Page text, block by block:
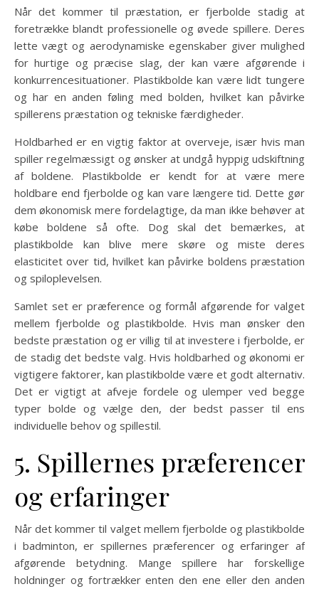
Når det kommer til præstation, er fjerbolde stadig at
foretrække blandt professionelle og øvede spillere. Deres
lette vægt og aerodynamiske egenskaber giver mulighed
for hurtige og præcise slag, der kan være afgørende i
konkurrencesituationer. Plastikbolde kan være lidt tungere
og har en anden føling med bolden, hvilket kan påvirke
spillerens præstation og tekniske færdigheder.
Holdbarhed er en vigtig faktor at overveje, især hvis man
spiller regelmæssigt og ønsker at undgå hyppig udskiftning
af boldene. Plastikbolde er kendt for at være mere
holdbare end fjerbolde og kan vare længere tid. Dette gør
dem økonomisk mere fordelagtige, da man ikke behøver at
købe boldene så ofte. Dog skal det bemærkes, at
plastikbolde kan blive mere skøre og miste deres
elasticitet over tid, hvilket kan påvirke boldens præstation
og spiloplevelsen.
Samlet set er præference og formål afgørende for valget
mellem fjerbolde og plastikbolde. Hvis man ønsker den
bedste præstation og er villig til at investere i fjerbolde, er
de stadig det bedste valg. Hvis holdbarhed og økonomi er
vigtigere faktorer, kan plastikbolde være et godt alternativ.
Det er vigtigt at afveje fordele og ulemper ved begge
typer bolde og vælge den, der bedst passer til ens
individuelle behov og spillestil.
5. Spillernes præferencer
og erfaringer
Når det kommer til valget mellem fjerbolde og plastikbolde
i badminton, er spillernes præferencer og erfaringer af
afgørende betydning. Mange spillere har forskellige
holdninger og fortrækker enten den ene eller den anden